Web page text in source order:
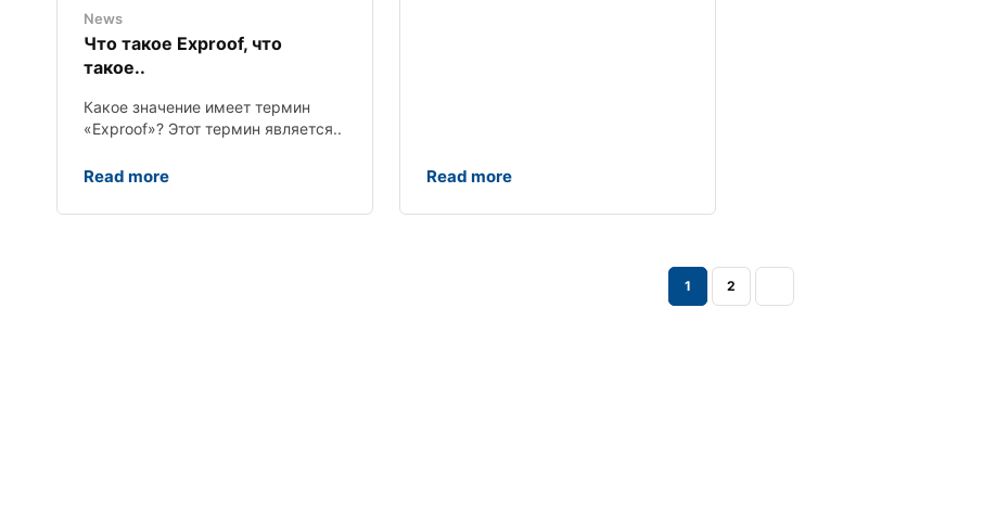
News
Что такое Exproof, что
такое..
Какое значение имеет термин
«Exproof»? Этот термин является..
Read more Read more
1 2